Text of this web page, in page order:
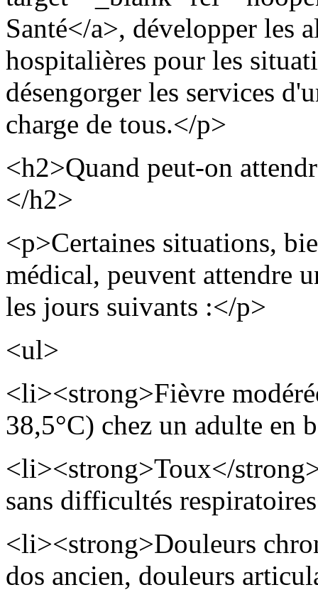
Santé</a>, développer les
hospitalières pour les
désengorger les services
charge de tous.</p>
<h2>Quand peut-on
</h2>
<p>Certaines situations,
médical, peuvent attendre
les jours suivants :</p>
<ul>
<li><strong>Fièvre
38,5°C) chez un adulte en
<li><strong>Toux</
sans difficultés
<li><strong>Douleurs
dos ancien, douleurs